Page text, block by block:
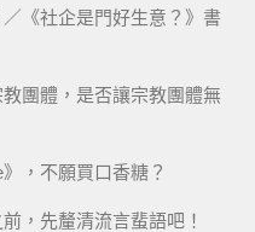
《社企是門好生意？》書
團體，是否讓宗教團體無
，不願買口香糖？
，先釐清流言蜚語吧！